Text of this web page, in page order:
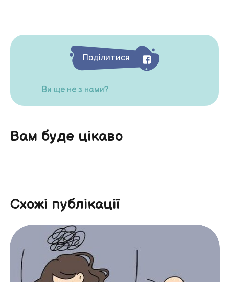
Поділитися
Ви ще не з нами?
Вам буде цікаво
Схожі публікації